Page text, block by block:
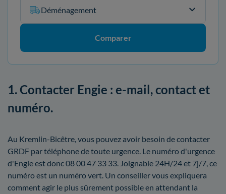
Déménagement
Comparer
1. Contacter Engie : e-mail, contact et
numéro.
Au Kremlin-Bicêtre, vous pouvez avoir besoin de contacter
GRDF par téléphone de toute urgence. Le numéro d'urgence
d'Engie est donc 08 00 47 33 33. Joignable 24H/24 et 7j/7, ce
numéro est un numéro vert. Un conseiller vous expliquera
comment agir le plus sûrement possible en attendant la